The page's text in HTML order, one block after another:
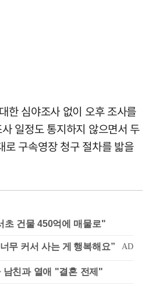
한 심야조사 없이 오후 조사를
일정도 통지하지 않으면서 두
로 구속영장 청구 절차를 밟을
초 건물 450억에 매물로"
남친과 열애 "결혼 전제"